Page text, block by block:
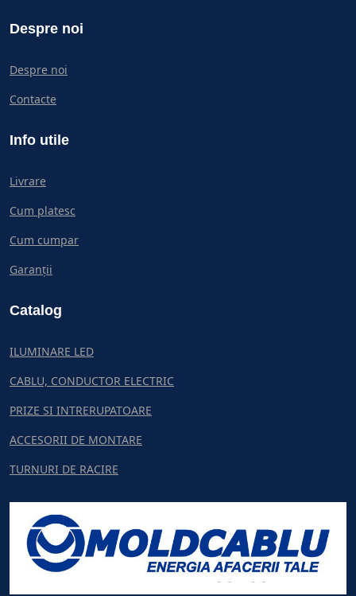
Despre noi
Despre noi
Contacte
Info utile
Livrare
Cum platesc
Cum cumpar
Garanții
Catalog
ILUMINARE LED
CABLU, CONDUCTOR ELECTRIC
PRIZE SI INTRERUPATOARE
ACCESORII DE MONTARE
TURNURI DE RACIRE